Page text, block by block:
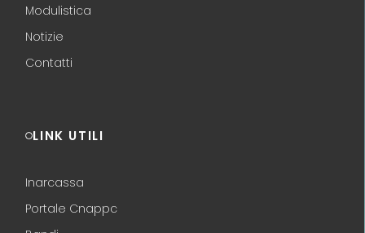
Modulistica
Notizie
Contatti
LINK UTILI
Inarcassa
Portale Cnappc